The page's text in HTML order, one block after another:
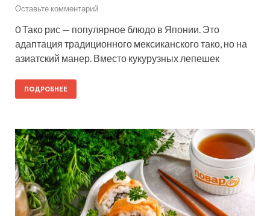
Оставьте комментарий
0 Тако рис — популярное блюдо в Японии. Это
адаптация традиционного мексиканского тако, но на
азиатский манер. Вместо кукурузных лепешек
ПОДРОБНЕЕ